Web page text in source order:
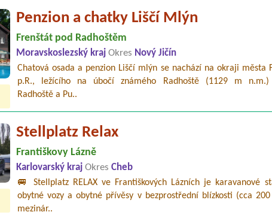
Penzion a chatky Liščí Mlýn
Frenštát pod Radhoštěm
Moravskoslezský krajOkres Nový Jičín
Chatová osada a penzion Liščí mlýn se nachází na okraji města
p.R., ležícího na úbočí známého Radhoště (1129 m n.m.)
Radhoště a Pu..
Stellplatz Relax
Františkovy Lázně
Karlovarský krajOkres Cheb
🚐 Stellplatz RELAX ve Františkových Lázních je karavanové
obytné vozy a obytné přívěsy v bezprostřední blízkosti (cca
mezinár..